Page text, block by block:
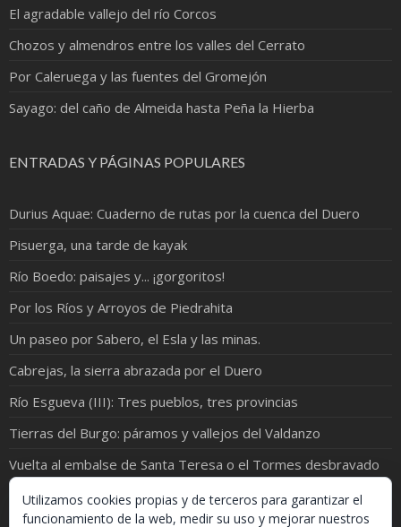
El agradable vallejo del río Corcos
Chozos y almendros entre los valles del Cerrato
Por Caleruega y las fuentes del Gromejón
Sayago: del caño de Almeida hasta Peña la Hierba
ENTRADAS Y PÁGINAS POPULARES
Durius Aquae: Cuaderno de rutas por la cuenca del Duero
Pisuerga, una tarde de kayak
Río Boedo: paisajes y... ¡gorgoritos!
Por los Ríos y Arroyos de Piedrahita
Un paseo por Sabero, el Esla y las minas.
Cabrejas, la sierra abrazada por el Duero
Río Esgueva (III): Tres pueblos, tres provincias
Tierras del Burgo: páramos y vallejos del Valdanzo
Vuelta al embalse de Santa Teresa o el Tormes desbravado
El Cea y el Valderaduey ¡juntos en una foto!
Utilizamos cookies propias y de terceros para garantizar el
funcionamiento de la web, medir su uso y mejorar nuestros